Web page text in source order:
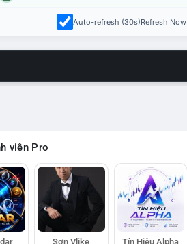
Auto-refresh (30s)Refresh Now
viên Pro
Sơn Vlike Tín Hiệu Alpha